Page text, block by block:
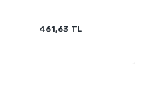
461,63 TL